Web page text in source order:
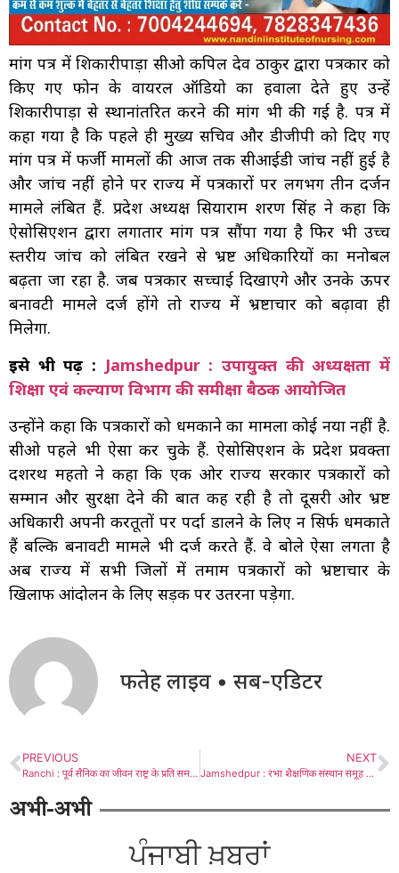
मांग पत्र में शिकारीपाड़ा सीओ कपिल देव ठाकुर द्वारा पत्रकार को
किए गए फोन के वायरल‌ ऑडियो का हवाला देते हुए उन्हें
शिकारीपाड़ा से स्थानांतरित करने की मांग भी की गई है. पत्र में
कहा गया है कि पहले ही मुख्य सचिव और डीजीपी को दिए गए
मांग पत्र में फर्जी मामलों की आज तक सीआईडी जांच नहीं हुई है
और जांच नहीं होने पर राज्य में पत्रकारों पर लगभग तीन दर्जन
मामले लंबित हैं. प्रदेश अध्यक्ष सियाराम शरण सिंह ने कहा कि
ऐसोसिएशन द्वारा लगातार मांग पत्र सौंपा गया है फिर भी उच्च
स्तरीय जांच को लंबित रखने से भ्रष्ट अधिकारियों का मनोबल
बढ़ता जा रहा है. जब पत्रकार सच्चाई दिखाएंगे और उनके ऊपर
बनावटी मामले दर्ज होंगे तो राज्य में भ्रष्टाचार को बढ़ावा ही
मिलेगा.
इसे भी पढ़ें : Jamshedpur : उपायुक्त की अध्यक्षता में
शिक्षा एवं कल्याण विभाग की समीक्षा बैठक आयोजित
उन्होंने कहा कि पत्रकारों को धमकाने का मामला कोई नया नहीं है.
सीओ पहले भी ऐसा कर चुके हैं. ऐसोसिएशन के प्रदेश प्रवक्ता
दशरथ महतो ने कहा कि एक ओर राज्य सरकार पत्रकारों को
सम्मान और सुरक्षा देने की बात कह रही है तो दूसरी ओर भ्रष्ट
अधिकारी अपनी करतूतों पर पर्दा डालने के लिए न सिर्फ धमकाते
हैं बल्कि बनावटी मामले भी दर्ज करते हैं. वे बोले ऐसा लगता है
अब राज्य में सभी जिलों में तमाम पत्रकारों को भ्रष्टाचार के
खिलाफ आंदोलन के लिए सड़क पर उतरना पड़ेगा.
फतेह लाइव • सब-एडिटर
PREVIOUS
Ranchi : पूर्व सैनिक का जीवन राष्ट्र के प्रति समर्पण अनुशासन सेवा भावना का प्रतीक – राज्यपाल
NEXT
Jamshedpur : रंभा शैक्षणिक संस्थान समूह में सोमवार को कैंटीन के नए भवन का हुआ उद्घाटन
अभी-अभी
ਪੰਜਾਬੀ ਖ਼ਬਰਾਂ